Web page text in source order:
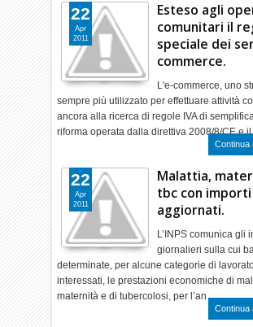
Esteso agli
comunitari il
speciale dei
commerce.
L'e-commerce, uno
sempre più utilizzato per effettuare attività
ancora alla ricerca di regole IVA di
riforma operata dalla direttiva 2008/8/CE e
Continua
22
Apr
2011
Malattia,
tbc con importi
aggiornati.
L’INPS comunica gli
giornalieri sulla cui
determinate, per alcune categorie di
interessati, le prestazioni economiche di
maternità e di tubercolosi, per l’an…
Continua
22
Apr
2011